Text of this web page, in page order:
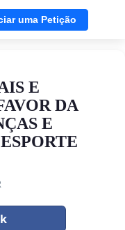
uma Petição
E
DA
E